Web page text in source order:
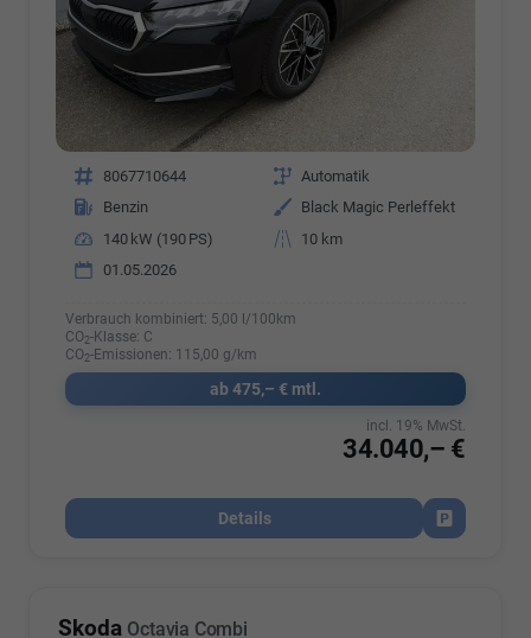
Fahrzeugnr. 8067710644 Getriebe Automatik
Kraftstoff
Benzin Außenfarbe
Black Magic Perleffekt
Leistung
140 kW (190 PS) Kilometerstand
10 km
01.05.2026
Verbrauch kombiniert: 5,00 l/100km
CO2-Klasse: C
CO2-Emissionen: 115,00 g/km
ab 475,– € mtl.
34.040,– €
incl. 19% MwSt.
Details
Fahrzeug
Skoda Octavia Combi